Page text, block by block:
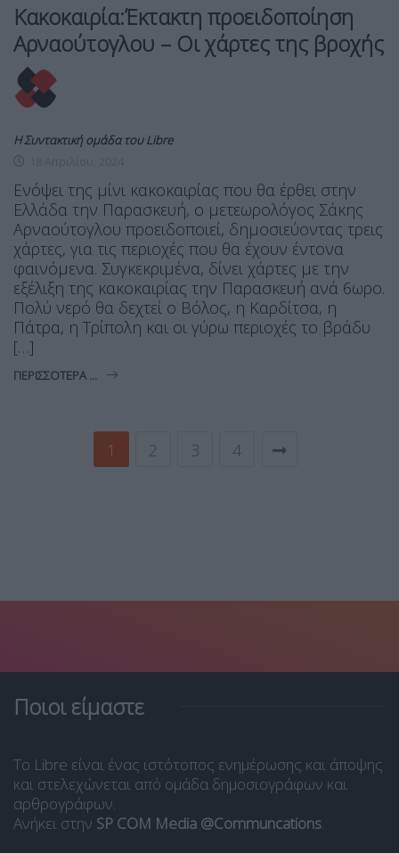
Kακοκαιρία:Έκτακτη προειδοποίηση
Αρναούτογλου – Οι χάρτες της βροχής
Η Συντακτική ομάδα του Libre
Ενόψει της μίνι κακοκαιρίας που θα έρθει στην
Ελλάδα την Παρασκευή, ο μετεωρολόγος Σάκης
Αρναούτογλου προειδοποιεί, δημοσιεύοντας τρεις
χάρτες, για τις περιοχές που θα έχουν έντονα
φαινόμενα. Συγκεκριμένα, δίνει χάρτες με την
εξέλιξη της κακοκαιρίας την Παρασκευή ανά 6ωρο.
Πολύ νερό θα δεχτεί ο Βόλος, η Καρδίτσα, η
Πάτρα, η Τρίπολη και οι γύρω περιοχές το βράδυ
[…]
ΠΕΡΙΣΣΌΤΕΡΑ ...
1 2 3 4
Ποιοι είμαστε
Το Libre είναι ένας ιστότοπος ενημέρωσης και άποψης
και στελεχώνεται από ομάδα δημοσιογράφων και
αρθρογράφων.
Ανήκει στην SP COM Media @Communcations.